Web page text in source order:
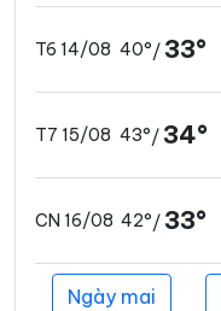
T6 14/08 40°/ 33°
T7 15/08 43°/ 34°
CN 16/08 42°/ 33°
Ngày mai